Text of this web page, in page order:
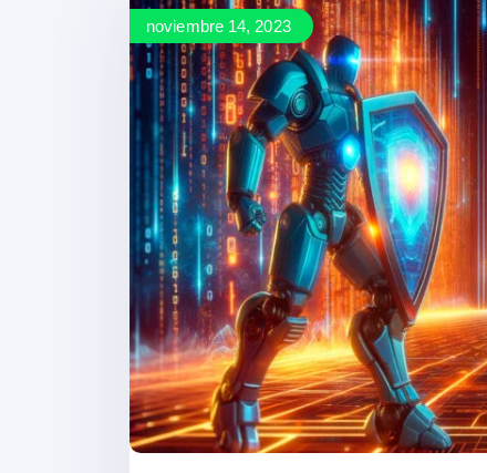
noviembre 14, 2023